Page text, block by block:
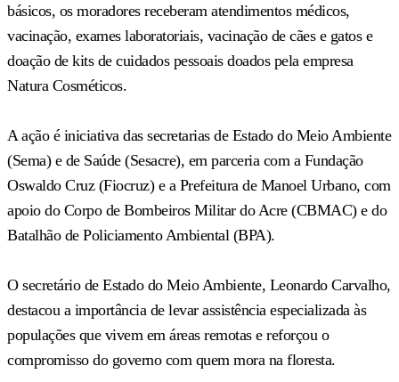
básicos, os moradores receberam atendimentos médicos,
vacinação, exames laboratoriais, vacinação de cães e gatos e
doação de kits de cuidados pessoais doados pela empresa
Natura Cosméticos.
A ação é iniciativa das secretarias de Estado do Meio Ambiente
(Sema) e de Saúde (Sesacre), em parceria com a Fundação
Oswaldo Cruz (Fiocruz) e a Prefeitura de Manoel Urbano, com
apoio do Corpo de Bombeiros Militar do Acre (CBMAC) e do
Batalhão de Policiamento Ambiental (BPA).
O secretário de Estado do Meio Ambiente, Leonardo Carvalho,
destacou a importância de levar assistência especializada às
populações que vivem em áreas remotas e reforçou o
compromisso do governo com quem mora na floresta.